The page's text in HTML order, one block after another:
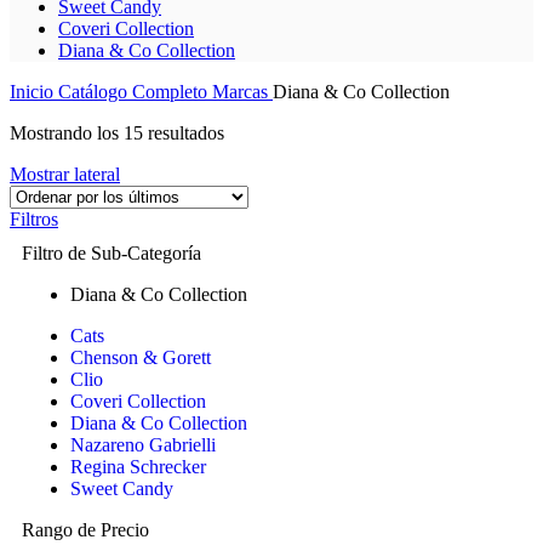
Sweet Candy
Coveri Collection
Diana & Co Collection
Inicio Catálogo Completo Marcas Diana & Co Collection
Mostrando los 15 resultados
Mostrar lateral
Filtros
Filtro de Sub-Categoría
Diana & Co Collection
Cats
Chenson & Gorett
Clio
Coveri Collection
Diana & Co Collection
Nazareno Gabrielli
Regina Schrecker
Sweet Candy
Rango de Precio